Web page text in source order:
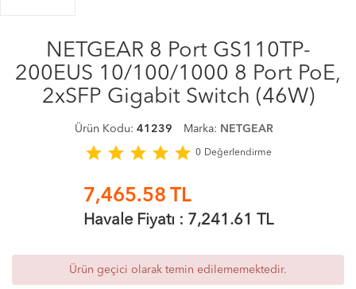
NETGEAR 8 Port GS110TP-
200EUS 10/100/1000 8 Port PoE,
2xSFP Gigabit Switch (46W)
Ürün Kodu: 41239 Marka: NETGEAR
star star star star star 0 Değerlendirme
7,465.58 TL
Havale Fiyatı : 7,241.61 TL
Ürün geçici olarak temin edilememektedir.